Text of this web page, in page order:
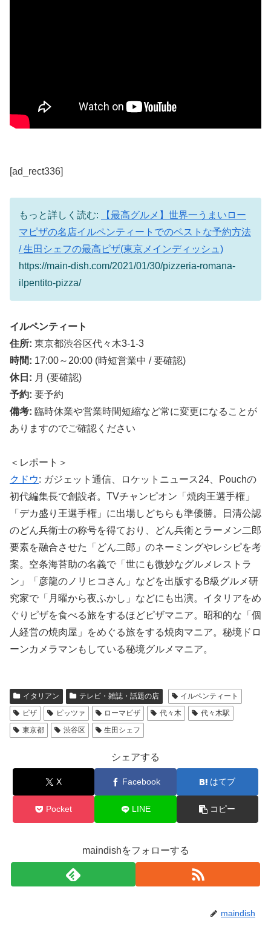
[ad_rect336]
もっと詳しく読む:
【最高グルメ】世界一うまいロー
マピザの名店イルペンティートでのベストな予約方法
/ 生田シェフの最高ピザ(東京メインディッシュ)
https://main-dish.com/2021/01/30/pizzeria-romana-
ilpentito-pizza/
イルペンティート
住所: 東京都渋谷区代々木3-1-3
時間: 17:00～20:00 (時短営業中 / 要確認)
休日: 月 (要確認)
予約: 要予約
備考: 臨時休業や営業時間短縮など常に変更になることが
ありますのでご確認ください
＜レポート＞
クドウ: ガジェット通信、ロケットニュース24、Pouchの
初代編集長で創設者。TVチャンピオン「焼肉王選手権」
「デカ盛り王選手権」に出場しどちらも準優勝。日清公認
のどん兵衛士の称号を得ており、どん兵衛とラーメン二郎
要素を融合させた「どん二郎」のネーミングやレシピを考
案。空条海苔助の名義で「世にも微妙なグルメレストラ
ン」「彦龍のノリヒコさん」などを出版するB級グルメ研
究家で「月曜から夜ふかし」などにも出演。イタリアをめ
ぐりピザを食べる旅をするほどピザマニア。昭和的な「個
人経営の焼肉屋」をめぐる旅をする焼肉マニア。秘境ドロ
ーンカメラマンもしている秘境グルメマニア。
イタリアン テレビ・雑誌・話題の店
イルペンティート
ピザ
ピッツァ ローマピザ 代々木
代々木駅
東京都
渋谷区 生田シェフ
シェアする
X Facebook はてブ
Pocket LINE コピー
maindishをフォローする
maindish